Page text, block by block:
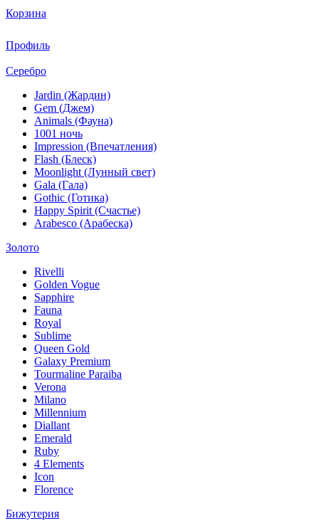
Корзина
Профиль
Серебро
Jardin (Жардин)
Gem (Джем)
Animals (Фауна)
1001 ночь
Impression (Впечатления)
Flash (Блеск)
Moonlight (Лунный свет)
Gala (Гала)
Gothic (Готика)
Happy Spirit (Счастье)
Arabesco (Арабеска)
Золото
Rivelli
Golden Vogue
Sapphire
Fauna
Royal
Sublime
Queen Gold
Galaxy Premium
Tourmaline Paraiba
Verona
Milano
Millennium
Diallant
Emerald
Ruby
4 Elements
Icon
Florence
Бижутерия